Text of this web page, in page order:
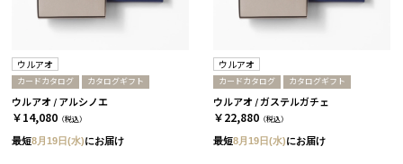
ウルアオ
カードカタログ カタログギフト
ウルアオ / アルシノエ
￥14,080 （税込）
最短8月19日(水)にお届け
ウルアオ
カードカタログ カタログギフト
ウルアオ / ガステルガチェ
￥22,880 （税込）
最短8月19日(水)にお届け